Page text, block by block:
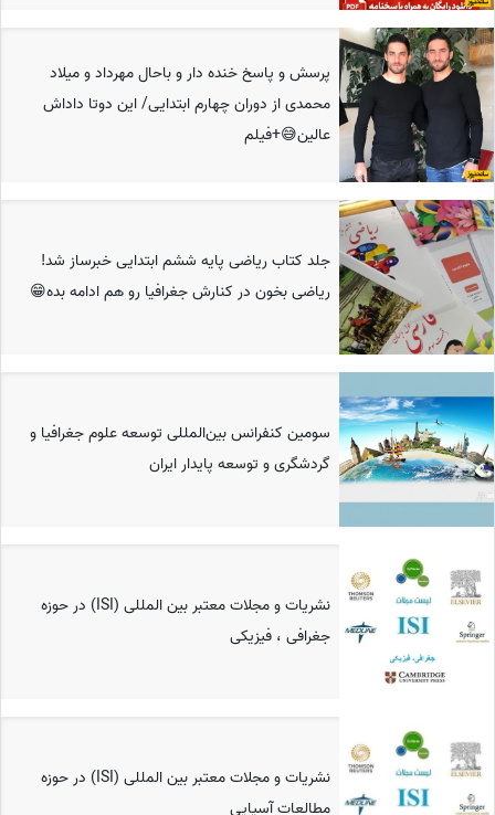
پرسش و پاسخ خنده دار و باحال مهرداد و میلاد
محمدی از دوران چهارم ابتدایی/ این دوتا داداش
عالین😅+فیلم
جلد کتاب ریاضی پایه ششم ابتدایی خبرساز شد!
ریاضی بخون در کنارش جغرافیا رو هم ادامه بده😁
سومین کنفرانس بین‌المللی توسعه علوم جغرافیا و
گردشگری و توسعه پایدار ایران
نشریات و مجلات معتبر بین المللی (ISI) در حوزه
جغرافی ، فیزیکی
نشریات و مجلات معتبر بین المللی (ISI) در حوزه
مطالعات آسیایی